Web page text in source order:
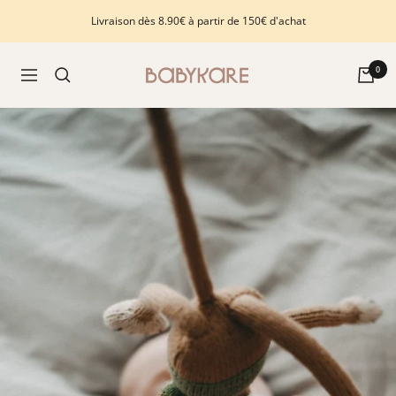
Livraison dès 8.90€ à partir de 150€ d'achat
Navigation
Babykare
pour
la
Chambre
bébé,
petite-
enfance
puériculture.
Tout
ce
dont
vous
avez
besoin
0